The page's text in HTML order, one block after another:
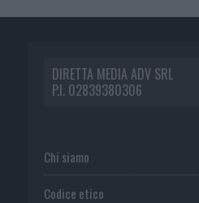
DIRETTA MEDIA ADV SRL
P.I. 02839380306
Chi siamo
Codice etico